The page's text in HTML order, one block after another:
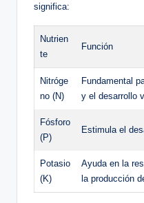
significa:
Nutrien
te
Función
Nitróge
no (N)
Fundamental
y el desarrollo
Fósforo
(P)
Estimula el
Potasio
(K)
Ayuda en la
la producción